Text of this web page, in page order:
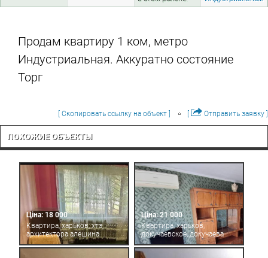
Продам квартиру 1 ком, метро
Индустриальная. Аккуратно состояние
Торг
[ Скопировать ссылку на объект ] Отправить заявку ]
ПОХОЖИЕ ОБЪЕКТЫ
Ціна: 18 000
Квартира, харьков, хтз,
архитектора алешина
Ціна: 21 000
Квартира, харьков,
докучаевское, докучаева